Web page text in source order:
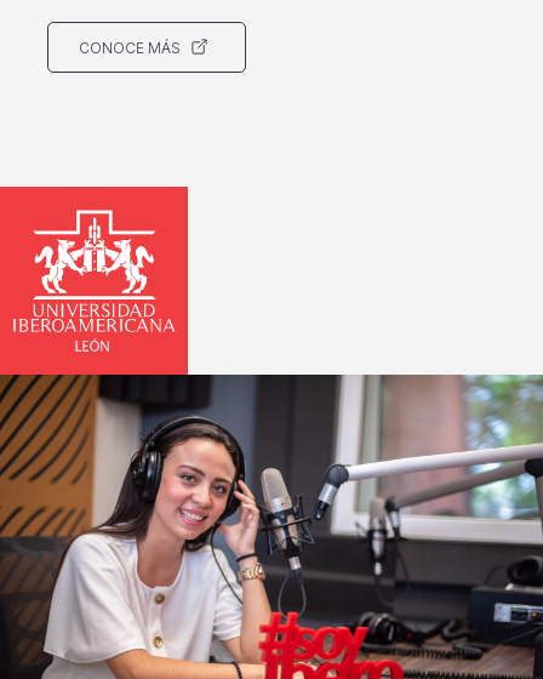
CONOCE MÁS